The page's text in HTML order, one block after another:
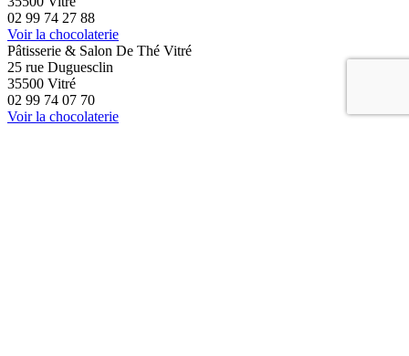
02 99 74 27 88
Voir la chocolaterie
Pâtisserie & Salon De Thé Vitré
25 rue Duguesclin
35500 Vitré
02 99 74 07 70
Voir la chocolaterie